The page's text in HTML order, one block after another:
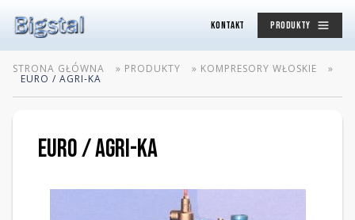
KONTAKT PRODUKTY
STRONA GŁÓWNA » PRODUKTY » KOMPRESORY WŁOSKIE »
EURO / AGRI-KA
EURO / AGRI-KA